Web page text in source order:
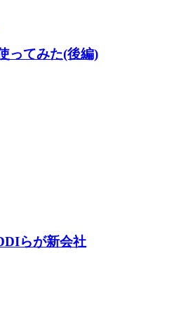
ってみた(後編)
らが新会社